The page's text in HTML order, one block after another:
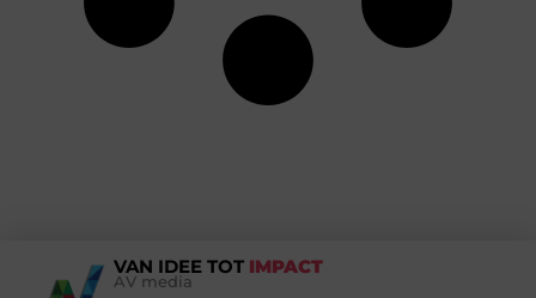
VAN IDEE TOT IMPACT
AV media